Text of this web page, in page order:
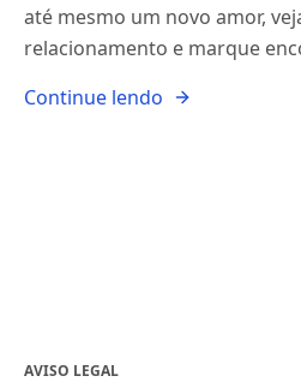
até mesmo um novo amor,
relacionamento e marque
Continue lendo
AVISO LEGAL